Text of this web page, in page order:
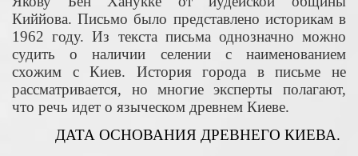
Киййова. Письмо было представлено историкам в
1962 году. Из текста письма однозначно можно
судить о наличии селении с наименованием
схожим с Киев. История города в письме не
рассматривается, но многие эксперты полагают,
что речь идет о языческом древнем Киеве.
ДАТА ОСНОВАНИЯ ДРЕВНЕГО КИЕВА.